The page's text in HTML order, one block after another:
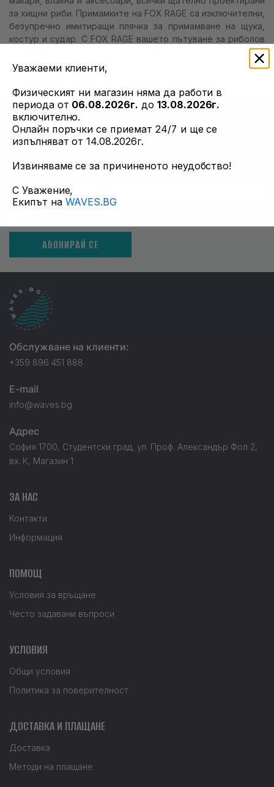
за хищни риби. Примамките на FOX RAGE са изключителни,
безупречно имитиращи плячка за примамване на щука,
костур и судар. С FOX RAGE вашето пътуване за риболов
НАУЧЕТЕ ПЪРВИ
Актуална информация за разпродажби и оферти. Абонирай
се сега.
АБОНИРАЙ СЕ
Обслужване на клиенти:
+359 896 451 888
E-mail
info@waves.bg
Адрес
София 1700, Студентски град, ул. Проф. Александър Фол 2,
вх. К, Магазин 1
ЗА НАС
Контакти
Информация
ПОМОЩ
Условия за връщане
Често задавани въпроси
УСЛОВИЯ
Общи условия
Политика за поверителност
ДОСТАВКА И ПЛАЩАНЕ
Доставка
Методи на плащане
Уважаеми клиенти,
Физическият ни магазин няма да работи в
периода от 06.08.2026г. до 13.08.2026г.
включително.
Онлайн поръчки се приемат 24/7 и ще се
изпълняват от 14.08.2026г.
Извиняваме се за причиненото неудобство!
С Уважение,
Екипът на WAVES.BG